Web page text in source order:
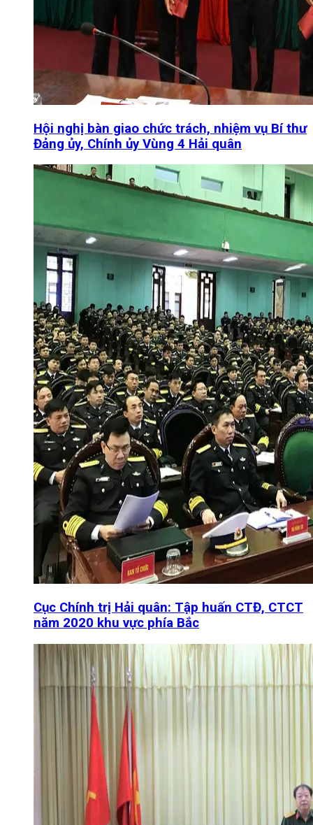
Hội nghị bàn giao chức trách, nhiệm vụ Bí thư
Đảng ủy, Chính ủy Vùng 4 Hải quân
Cục Chính trị Hải quân: Tập huấn CTĐ, CTCT
năm 2020 khu vực phía Bắc